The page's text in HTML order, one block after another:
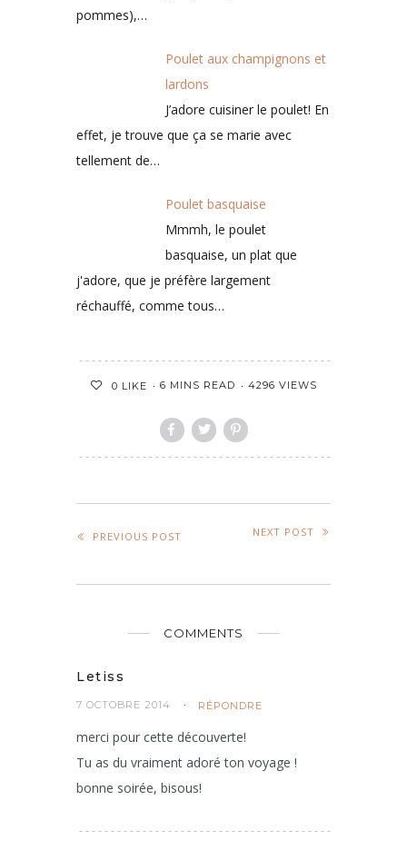
pommes),…
Poulet aux champignons et
lardons
J’adore cuisiner le poulet! En
effet, je trouve que ça se marie avec
tellement de…
Poulet basquaise
Mmmh, le poulet
basquaise, un plat que
j'adore, que je préfère largement
réchauffé, comme tous…
0 LIKE 6 MINS READ 4296 VIEWS
PREVIOUS POST NEXT POST
COMMENTS
Letiss
7 OCTOBRE 2014 RÉPONDRE
merci pour cette découverte!
Tu as du vraiment adoré ton voyage !
bonne soirée, bisous!